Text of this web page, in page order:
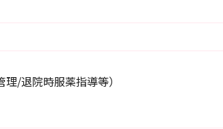
理/退院時服薬指導等）